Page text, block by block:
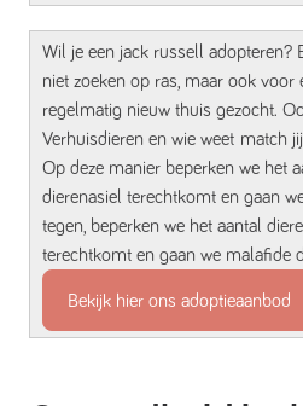
Wil je een jack russell adopteren?
niet zoeken op ras, maar ook
regelmatig nieuw thuis gezocht.
Verhuisdieren en wie weet match
Op deze manier beperken we het
dierenasiel terechtkomt en gaan
tegen, beperken we het aantal
terechtkomt en gaan we malafide
Bekijk hier ons adoptieaanbod